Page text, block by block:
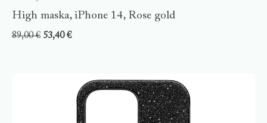
High maska, iPhone 14, Rose gold
89,00€ 53,40€